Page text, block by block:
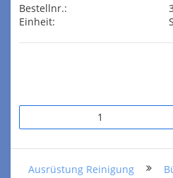
Bestellnr.:
Einheit:
Ausrüstung Reinigung